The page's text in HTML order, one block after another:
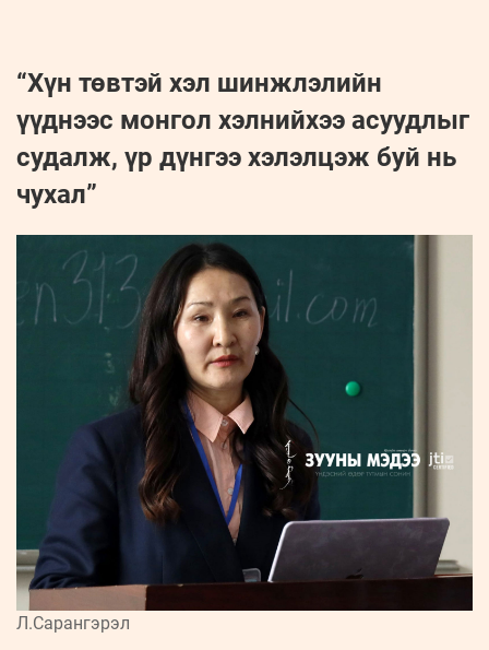
“Хүн төвтэй хэл шинжлэлийн
үүднээс монгол хэлнийхээ асуудлыг
судалж, үр дүнгээ хэлэлцэж буй нь
чухал”
Л.Сарангэрэл